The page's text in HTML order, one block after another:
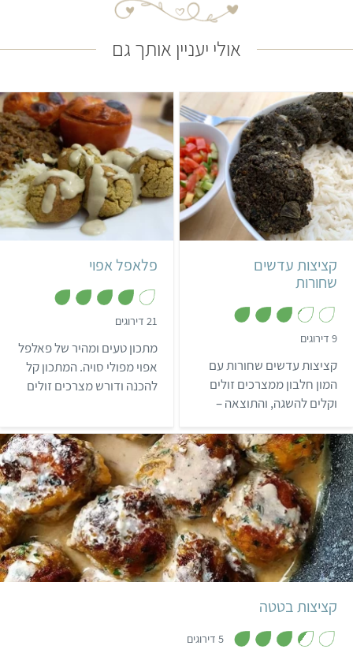
אולי יעניין אותך גם
קל שעה ו-20 דקות
22 קציצות בינוניות
קציצות עדשים
שחורות
9 דירוגים
2
מ
ת
ו
קציצות עדשים שחורות עם
המון חלבון ממצרכים זולים
וקלים להשגה, והתוצאה –
קל 30 דקות
35 כדורים
פלאפל אפוי
21 דירוגים
ת
ו
ך
5
מתכון טעים ומהיר של פאלפל
אפוי מפולי סויה. המתכון קל
להכנה ודורש מצרכים זולים
קל 20 קציצות
קציצות בטטה
5 דירוגים